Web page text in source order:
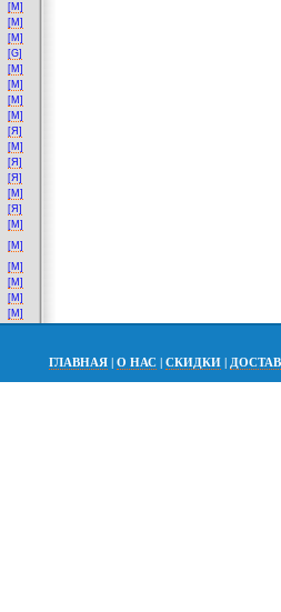
[M]
[M]
[M]
[G]
[M]
[M]
[M]
[M]
[Я]
[M]
[Я]
[Я]
[M]
[Я]
[M]
[M]
[M]
[M]
[M]
[M]
ГЛАВНАЯ | О НАС | СКИДКИ |